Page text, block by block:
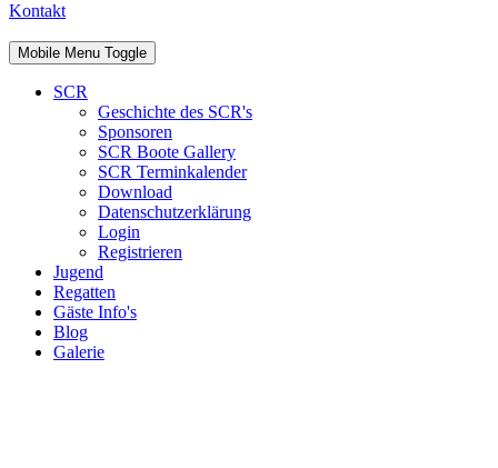
Kontakt
Mobile Menu Toggle
SCR
Geschichte des SCR's
Sponsoren
SCR Boote Gallery
SCR Terminkalender
Download
Datenschutzerklärung
Login
Registrieren
Jugend
Regatten
Gäste Info's
Blog
Galerie